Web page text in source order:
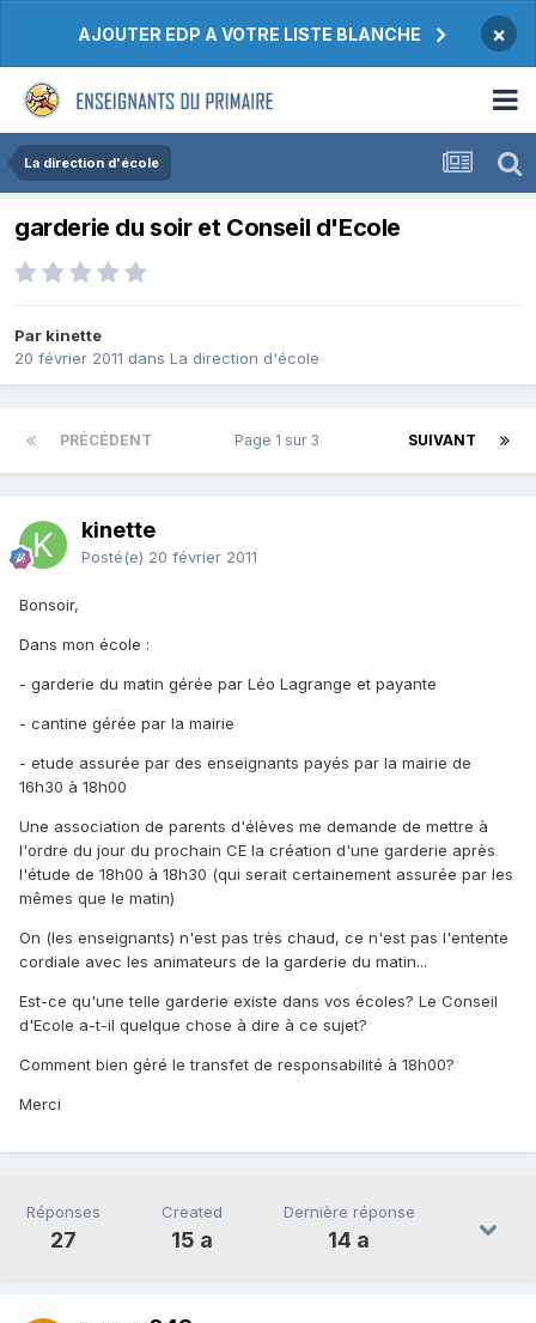
AJOUTER EDP A VOTRE LISTE BLANCHE ×
La direction d'école
garderie du soir et Conseil d'Ecole
Par kinette
20 février 2011 dans La direction d'école
PRÉCÉDENT SUIVANT
Page 1 sur 3
kinette
Posté(e) 20 février 2011
Bonsoir,
Dans mon école :
- garderie du matin gérée par Léo Lagrange et payante
- cantine gérée par la mairie
- etude assurée par des enseignants payés par la mairie de
16h30 à 18h00
Une association de parents d'élèves me demande de mettre à
l'ordre du jour du prochain CE la création d'une garderie après
l'étude de 18h00 à 18h30 (qui serait certainement assurée par les
mêmes que le matin)
On (les enseignants) n'est pas très chaud, ce n'est pas l'entente
cordiale avec les animateurs de la garderie du matin...
Est-ce qu'une telle garderie existe dans vos écoles? Le Conseil
d'Ecole a-t-il quelque chose à dire à ce sujet?
Comment bien géré le transfet de responsabilité à 18h00?
Merci
Réponses
27
Created
15 a
Dernière réponse
14 a